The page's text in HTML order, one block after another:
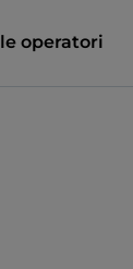
operatori